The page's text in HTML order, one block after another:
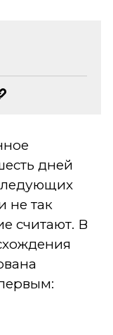
дней
не так
считают. В